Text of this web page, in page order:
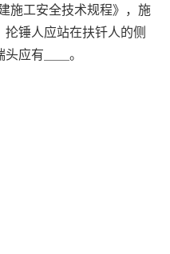
施工安全技术规程》，施
锤人应站在扶钎人的侧
应有＿＿。